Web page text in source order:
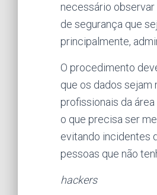
necessário
de segurança que
principalmente,
O procedimento
que os dados sejam
profissionais da
o que precisa ser
evitando incidentes
pessoas que não
hackers